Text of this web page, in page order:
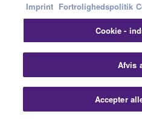
Kontakt osBetingelser
Imprint Fortrolighedspolitik
Cookie -
Afvis
Accepter